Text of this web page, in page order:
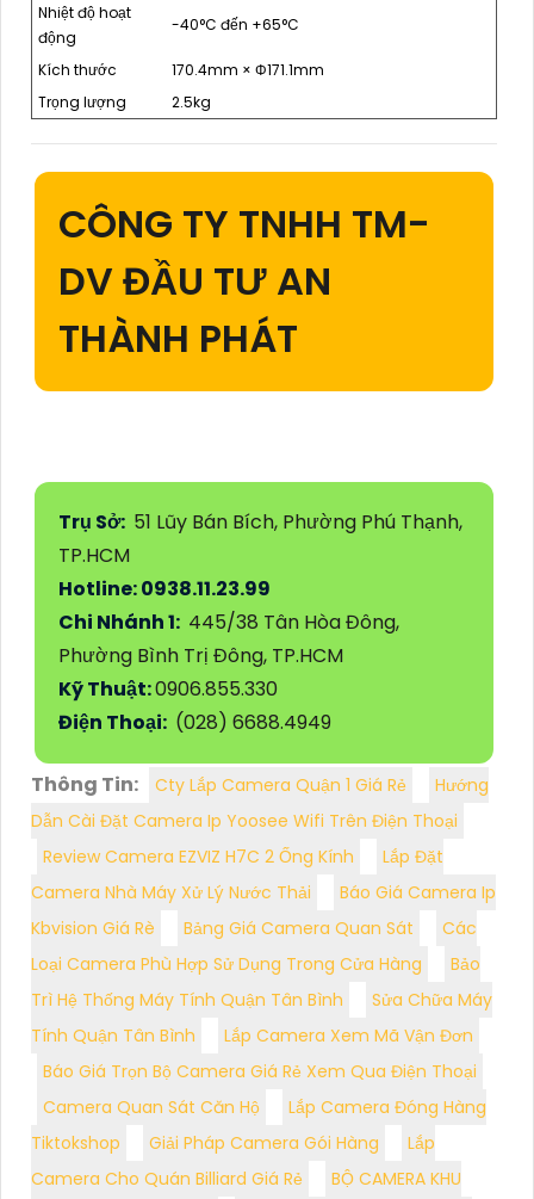
Nhiệt độ hoạt
động
-40°C đến +65°C
Kích thước
170.4mm × Φ171.1mm
Trọng lượng
2.5kg
CÔNG TY TNHH TM-
DV ĐẦU TƯ AN
THÀNH PHÁT
Trụ Sở: 51 Lũy Bán Bích, Phường Phú Thạnh,
TP.HCM
Hotline: 0938.11.23.99
Chi Nhánh 1: 445/38 Tân Hòa Đông,
Phường Bình Trị Đông, TP.HCM
Kỹ Thuật:0906.855.330
Điện Thoại: (028) 6688.4949
Thông Tin: Cty Lắp Camera Quận 1 Giá Rẻ
Hướng
Dẫn Cài Đặt Camera Ip Yoosee Wifi Trên Điện Thoại
Review Camera EZVIZ H7C 2 Ống Kính
Lắp Đặt
Camera Nhà Máy Xử Lý Nước Thải
Báo Giá Camera Ip
Kbvision Giá Rè
Bảng Giá Camera Quan Sát
Các
Loại Camera Phù Hợp Sử Dụng Trong Cửa Hàng
Bảo
Trì Hệ Thống Máy Tính Quận Tân Bình
Sửa Chữa Máy
Tính Quận Tân Bình
Lắp Camera Xem Mã Vận Đơn
Báo Giá Trọn Bộ Camera Giá Rẻ Xem Qua Điện Thoại
Camera Quan Sát Căn Hộ
Lắp Camera Đóng Hàng
Tiktokshop
Giải Pháp Camera Gói Hàng
Lắp
Camera Cho Quán Billiard Giá Rẻ
BỘ CAMERA KHU